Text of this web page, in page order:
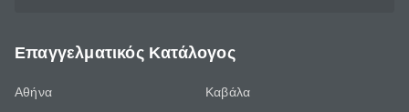
Επαγγελματικός Κατάλογος
Αθήνα
Καβάλα